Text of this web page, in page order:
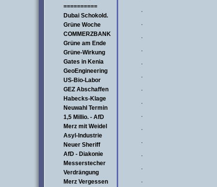
==========
Dubai Schokold.
Grüne Woche
COMMERZBANK
Grüne am Ende
Grüne-Wirkung
Gates in Kenia
GeoEngineering
US-Bio-Labor
GEZ Abschaffen
Habecks-Klage
Neuwahl Termin
1,5 Millio. - AfD
Merz mit Weidel
Asyl-Industrie
Neuer Sheriff
AfD - Diakonie
Messerstecher
Verdrängung
Merz Vergessen
·
·
·
·
·
·
·
·
·
·
·
·
·
·